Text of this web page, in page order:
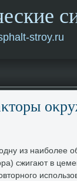
stroy.ru
из наиболее
сжигают в